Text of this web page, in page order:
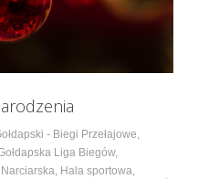
- Biegi Przełajowe,
Liga Biegów,
, Hala sportowa,